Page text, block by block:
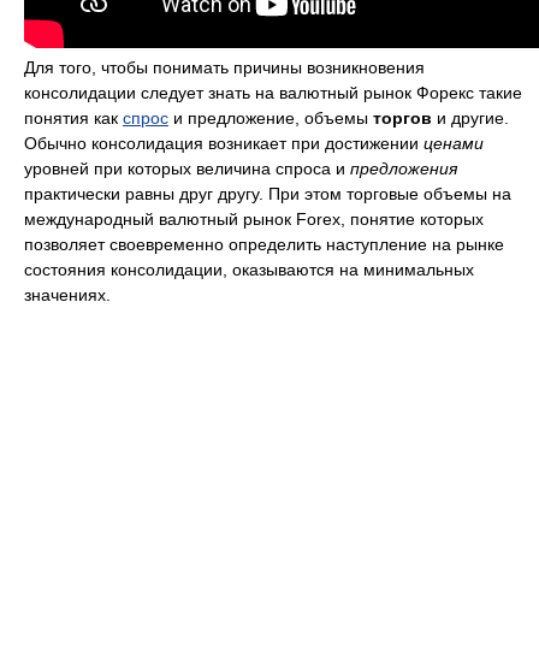
Для того, чтобы понимать причины возникновения
консолидации следует знать на валютный рынок Форекс такие
понятия как спрос и предложение, объемы торгов и другие.
Обычно консолидация возникает при достижении ценами
уровней при которых величина спроса и предложения
практически равны друг другу. При этом торговые объемы на
международный валютный рынок Forex, понятие которых
позволяет своевременно определить наступление на рынке
состояния консолидации, оказываются на минимальных
значениях.